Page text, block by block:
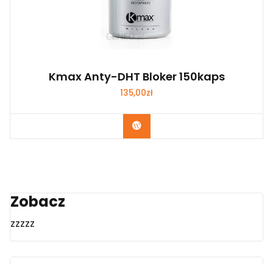
Kmax Anty-DHT Bloker 150kaps
135,00zł
Zobacz
Zobacz
zzzzz